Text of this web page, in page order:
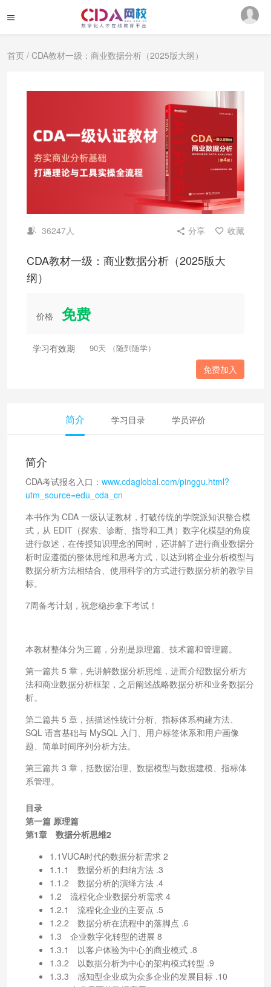
首页 / CDA教材一级：商业数据分析（2025版大纲）
36247人 分享 收藏
CDA教材一级：商业数据分析（2025版大
纲）
价格 免费
学习有效期 90天 （随到随学）
免费加入
简介 学习目录 学员评价
简介
CDA考试报名入口： www.cdaglobal.com/pinggu.html?
utm_source=edu_cda_cn
本书作为 CDA 一级认证教材，打破传统的学院派知识整合模
式，从 EDIT（探索、诊断、指导和工具）数字化模型的角度
进行叙述，在传授知识理念的同时，还讲解了进行商业数据分
析时应遵循的整体思维和思考方式，以达到将企业分析模型与
数据分析方法相结合、使用科学的方式进行数据分析的教学目
标。
7周备考计划，祝您稳步拿下考试！
本教材整体分为三篇，分别是原理篇、技术篇和管理篇。
第一篇共 5 章，先讲解数据分析思维，进而介绍数据分析方
法和商业数据分析框架，之后阐述战略数据分析和业务数据分
析。
第二篇共 5 章，括描述性统计分析、指标体系构建方法、
SQL 语言基础与 MySQL 入门、用户标签体系和用户画像
题、简单时间序列分析方法。
第三篇共 3 章，括数据治理、数据模型与数据建模、指标体
系管理。
目录
第一篇 原理篇
第1章 数据分析思维2
1.1VUCA时代的数据分析需求 2
1.1.1 数据分析的归纳方法 .3
1.1.2 数据分析的演绎方法 .4
1.2 流程化企业数据分析需求 4
1.2.1 流程化企业的主要点 .5
1.2.2 数据分析在流程中的落脚点 .6
1.3 企业数字化转型的进展 8
1.3.1 以客户体验为中心的商业模式 .8
1.3.2 以数据分析为中心的架构模式转型 .9
1.3.3 感知型企业成为众多企业的发展目标 .10